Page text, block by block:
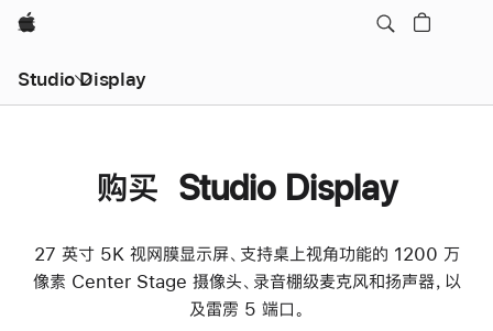
Apple
Studio Display
购买 Studio Display
27 英寸 5K 视网膜显示屏、支持桌上视角功能的 1200 万
像素 Center Stage 摄像头、录音棚级麦克风和扬声器，以
及雷雳 5 端口。